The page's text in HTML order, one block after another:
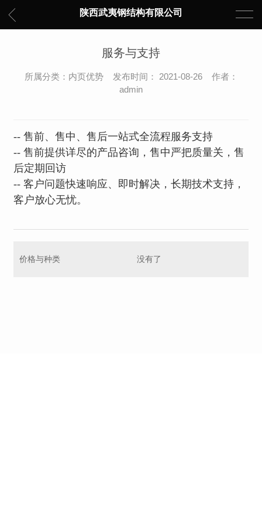
陕西武夷钢结构有限公司
服务与支持
所属分类：内页优势 发布时间： 2021-08-26 作者：
admin
-- 售前、售中、售后一站式全流程服务支持
-- 售前提供详尽的产品咨询，售中严把质量关，售
后定期回访
-- 客户问题快速响应、即时解决，长期技术支持，
客户放心无忧。
价格与种类 没有了